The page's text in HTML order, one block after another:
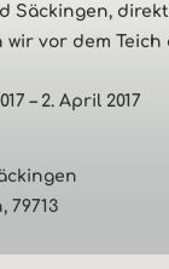
Säckingen,
wir vor dem Teich
– 2. April 2017
, 79713